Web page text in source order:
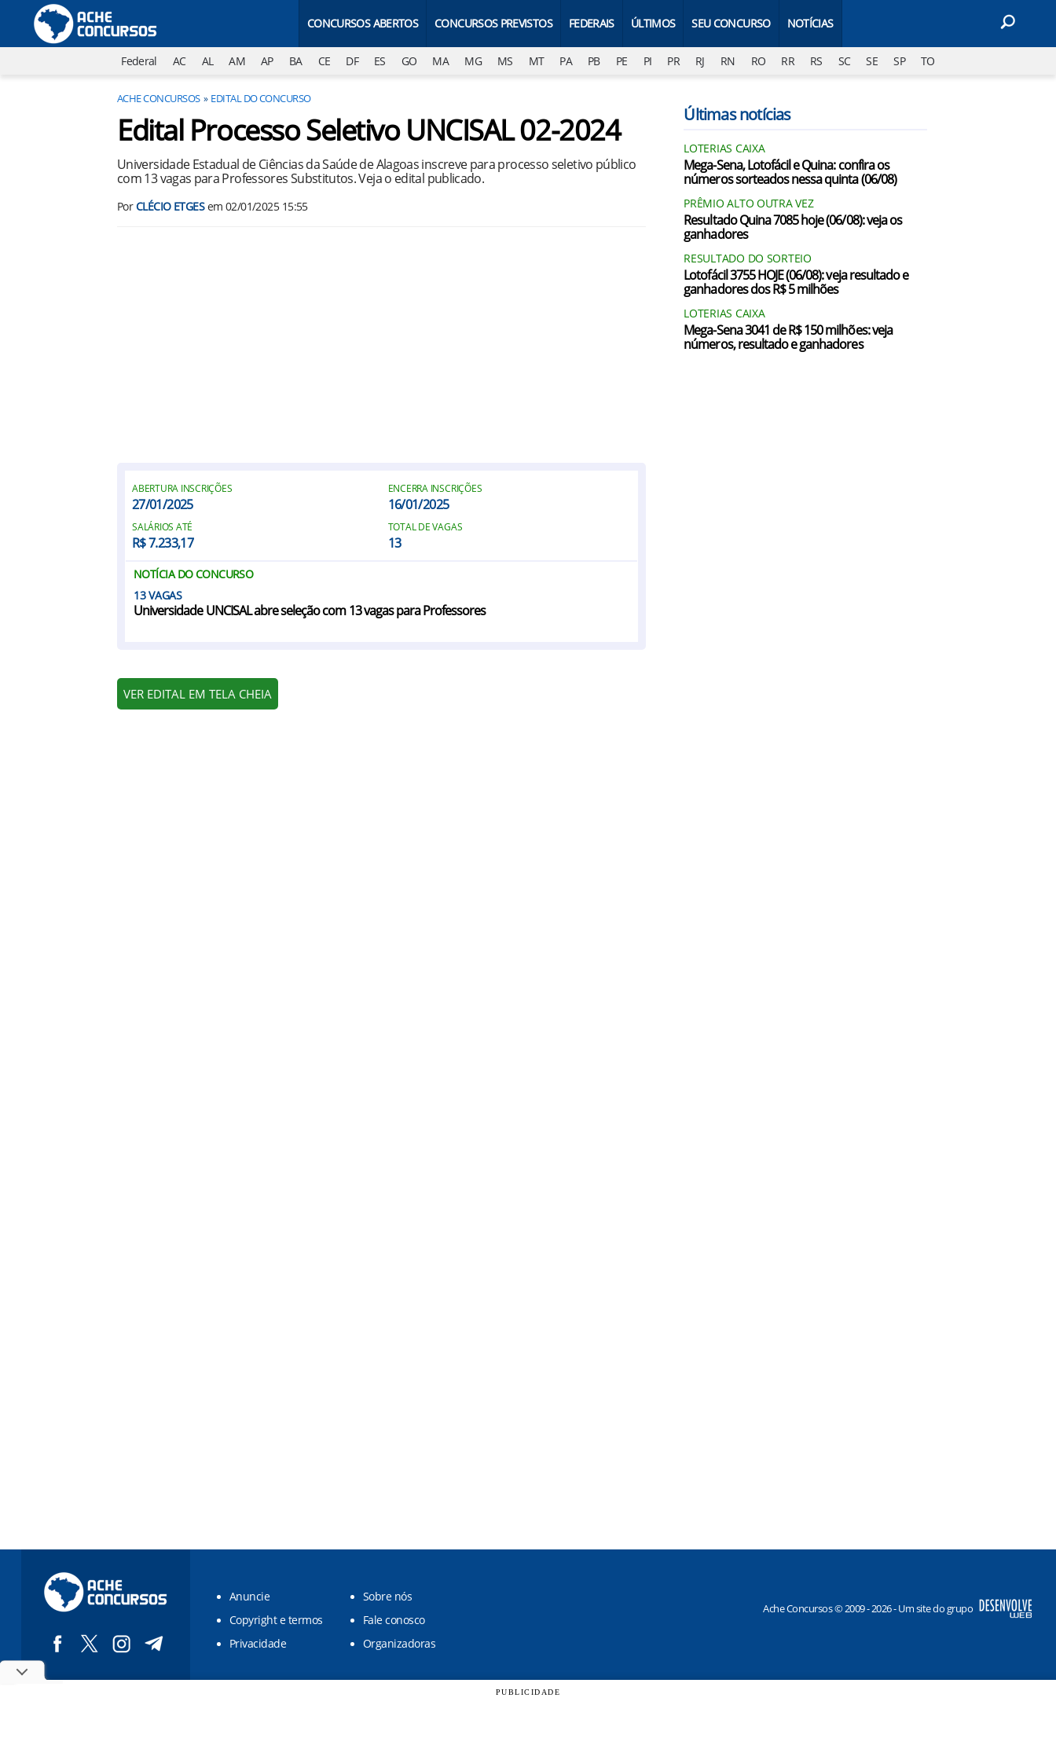
CONCURSOS ABERTOS CONCURSOS PREVISTOS FEDERAIS ÚLTIMOS SEU CONCURSO NOTÍCIAS
Federal AC AL AM AP BA CE DF ES GO MA MG MS MT PA PB PE PI PR RJ RN RO RR RS SC SE SP TO
ACHE CONCURSOS EDITAL DO CONCURSO
Edital Processo Seletivo UNCISAL 02-2024
Universidade Estadual de Ciências da Saúde de Alagoas inscreve para processo seletivo público
com 13 vagas para Professores Substitutos. Veja o edital publicado.
PorCLÉCIO ETGESem 02/01/2025 15:55
ABERTURA INSCRIÇÕES
27/01/2025
ENCERRA INSCRIÇÕES
16/01/2025
SALÁRIOS ATÉ
R$ 7.233,17
TOTAL DE VAGAS
13
NOTÍCIA DO CONCURSO
13
Universidade UNCISAL abre seleção com 13 vagas para Professores
VER EDITAL EM TELA CHEIA
Últimas notícias
LOTERIAS CAIXA
Mega-Sena, Lotofácil e Quina: confira os
números sorteados nessa quinta (06/08)
PRÊMIO ALTO OUTRA VEZ
Resultado Quina 7085 hoje (06/08): veja os
ganhadores
RESULTADO DO SORTEIO
Lotofácil 3755 HOJE (06/08): veja resultado e
ganhadores dos R$ 5 milhões
LOTERIAS CAIXA
Mega-Sena 3041 de R$ 150 milhões: veja
números, resultado e ganhadores
Anuncie
Sobre nós
Copyright e termos
Fale conosco
Privacidade
Organizadoras
Ache Concursos © 2009 - 2026 - Um site do grupo
PUBLICIDADE